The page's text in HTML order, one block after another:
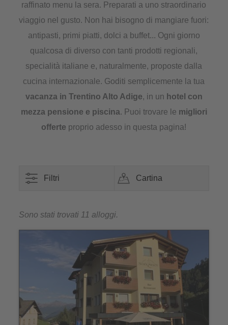
raffinato menu la sera. Preparati a uno straordinario
viaggio nel gusto. Non hai bisogno di mangiare fuori:
antipasti, primi piatti, dolci a buffet... Ogni giorno
qualcosa di diverso con tanti prodotti regionali,
specialità italiane e, naturalmente, proposte dalla
cucina internazionale. Goditi semplicemente la tua
vacanza in Trentino Alto Adige, in un hotel con
mezza pensione e piscina. Puoi trovare le migliori
offerte proprio adesso in questa pagina!
Filtri Cartina
Sono stati trovati 11 alloggi.